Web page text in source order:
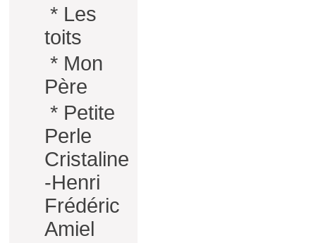
* Les
toits
* Mon
Père
* Petite
Perle
Cristaline
-Henri
Frédéric
Amiel